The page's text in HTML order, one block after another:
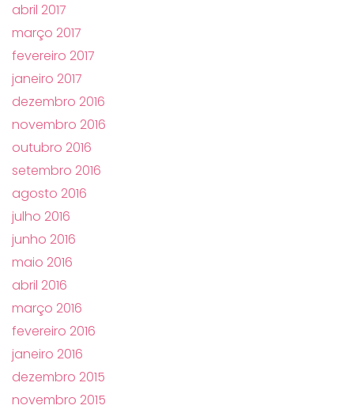
abril 2017
março 2017
fevereiro 2017
janeiro 2017
dezembro 2016
novembro 2016
outubro 2016
setembro 2016
agosto 2016
julho 2016
junho 2016
maio 2016
abril 2016
março 2016
fevereiro 2016
janeiro 2016
dezembro 2015
novembro 2015